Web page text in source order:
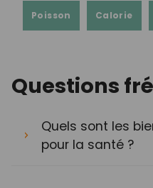
Poisson Calorie
Questions
Quels sont les
pour la santé ?